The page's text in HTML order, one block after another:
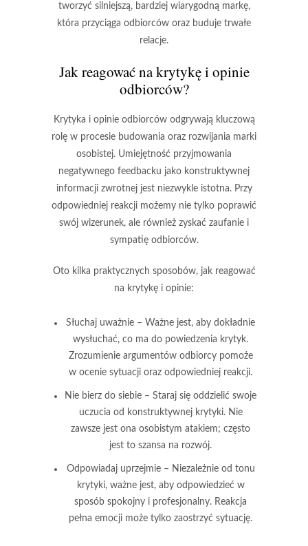
tworzyć silniejszą, bardziej wiarygodną markę,
która przyciąga odbiorców oraz buduje trwałe
relacje.
Jak reagować na krytykę i opinie
odbiorców?
Krytyka i opinie odbiorców odgrywają kluczową
rolę w procesie budowania oraz rozwijania marki
osobistej. Umiejętność przyjmowania
negatywnego feedbacku jako konstruktywnej
informacji zwrotnej jest niezwykle istotna. Przy
odpowiedniej reakcji możemy nie tylko poprawić
swój wizerunek, ale również zyskać zaufanie i
sympatię odbiorców.
Oto kilka praktycznych sposobów, jak reagować
na krytykę i opinie:
Słuchaj uważnie – Ważne jest, aby dokładnie
wysłuchać, co ma do powiedzenia krytyk.
Zrozumienie argumentów odbiorcy pomoże
w ocenie sytuacji oraz odpowiedniej reakcji.
Nie bierz do siebie – Staraj się oddzielić swoje
uczucia od konstruktywnej krytyki. Nie
zawsze jest ona osobistym atakiem; często
jest to szansa na rozwój.
Odpowiadaj uprzejmie– Niezależnie od tonu
krytyki, ważne jest, aby odpowiedzieć w
sposób spokojny i profesjonalny. Reakcja
pełna emocji może tylko zaostrzyć sytuację.